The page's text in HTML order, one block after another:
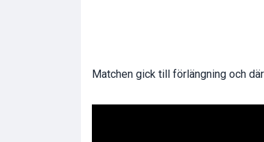
Matchen gick till förlängning och